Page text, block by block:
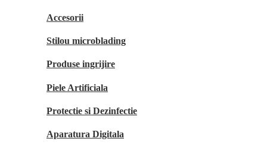
Accesorii
Stilou microblading
Produse ingrijire
Piele Artificiala
Protectie si Dezinfectie
Aparatura Digitala